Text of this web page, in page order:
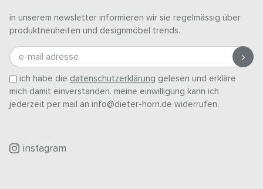
in unserem newsletter informieren wir sie regelmässig über
produktneuheiten und designmöbel trends.
e-mail adresse
ich habe die datenschutzerklärung gelesen und erkläre
mich damit einverstanden. meine einwilligung kann ich
jederzeit per mail an info@dieter-horn.de widerrufen.
instagram